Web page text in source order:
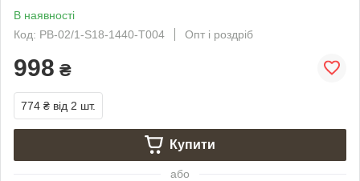
В наявності
Код: PB-02/1-S18-1440-T004
Опт і роздріб
998 ₴
774 ₴ від 2 шт.
Купити
або